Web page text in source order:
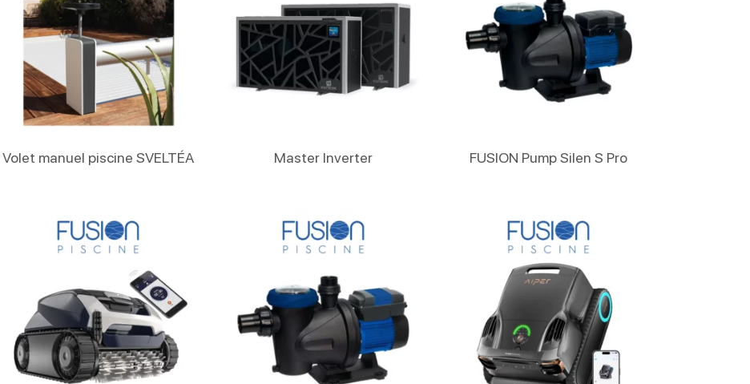
Volet manuel piscine SVELTÉA Master Inverter FUSION Pump Silen S Pro